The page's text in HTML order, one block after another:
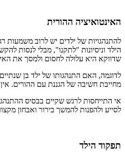
האינטואיציה ההורית
להתנהגויות של ילדים יש לרוב
הילד וניסיונות "לתקנו", מבלי לנסות
שדווקא היא עלולה לחסום ולמסך את
לדוגמה, האם התנהגותו של ילד בן
מחייבת חשיבה של הגננת עם ההורים.
אי התייחסות לרגש שקיים בבסיס
לסייע ולהפנות להמשך בירור ואבחון
תפקוד הילד